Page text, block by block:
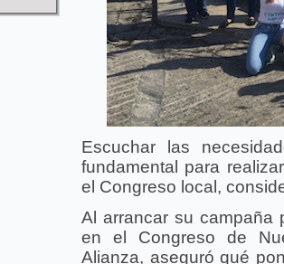
Escuchar las
fundamental para
el Congreso local,
Al arrancar su campaña
en el Congreso de
Alianza, aseguró qué